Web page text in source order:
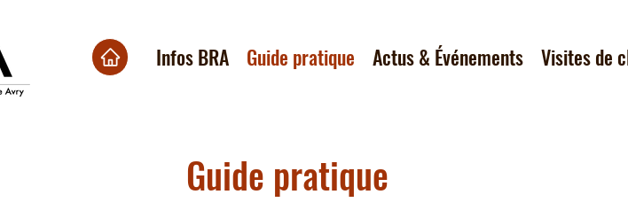
Infos BRA Guide pratique Actus & Événements Visites de
Guide pratique